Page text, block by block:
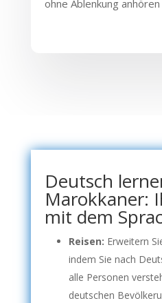
ohne Ablenkung anhören
Deutsch
Marokkaner:
mit dem
Reisen: Erweitern
indem Sie nach
alle Personen
deutschen